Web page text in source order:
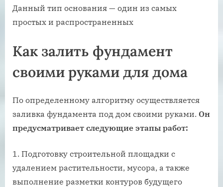
Данный тип основания — один из самых
простых и распространенных
Как залить фундамент
своими руками для дома
По определенному алгоритму осуществляется
заливка фундамента под дом своими руками. Он
предусматривает следующие этапы работ:
Подготовку строительной площадки с
удалением растительности, мусора, а также
выполнение разметки контуров будущего